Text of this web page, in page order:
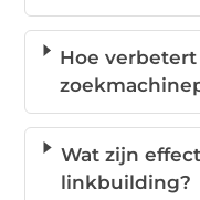
Hoe
Wat zijn
linkbuilding?